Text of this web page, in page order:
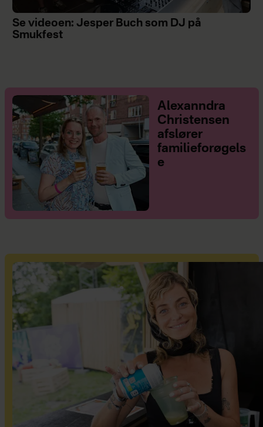
Se videoen: Jesper Buch som DJ på
Smukfest
Alexanndra
Christensen
afslører
familieforøgels
e